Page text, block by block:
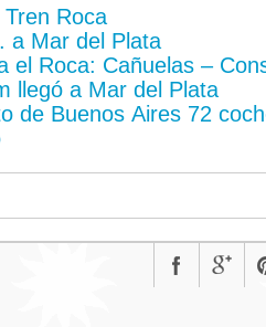
Roca
a Mar del Plata
el Roca: Cañuelas –
llegó a Mar del Plata
de Buenos Aires 72